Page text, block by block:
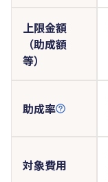
上限金額
（助成額
等）
助成率
対象費用